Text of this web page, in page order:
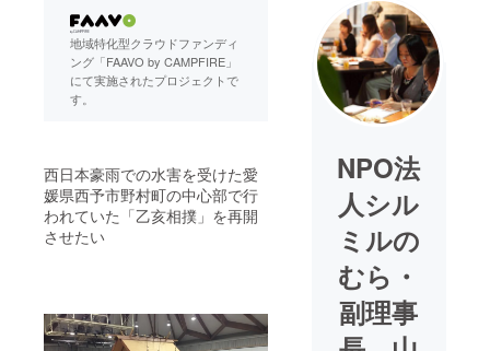
地域特化型クラウドファンディ
ング「FAAVO by CAMPFIRE」
にて実施されたプロジェクトで
す。
西日本豪雨での水害を受けた愛
媛県西予市野村町の中心部で行
われていた「乙亥相撲」を再開
させたい
NPO法
人シル
ミルの
むら・
副理事